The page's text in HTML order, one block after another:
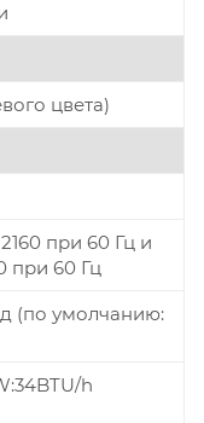
цвета)
при 60 Гц и
при 60 Гц
(по умолчанию:
h